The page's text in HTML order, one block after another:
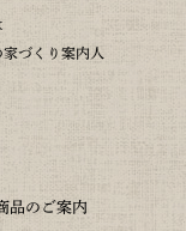
家づくり案内人
品のご案内